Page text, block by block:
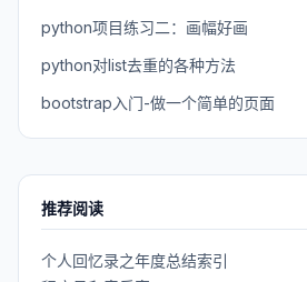
python项目练习二：画幅好画
python对list去重的各种方法
bootstrap入门-做一个简单的页面
推荐阅读
个人回忆录之年度总结索引